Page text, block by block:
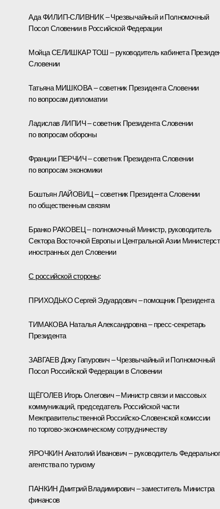
Ада ФИЛИП-СЛИВНИК – Чрезвычайный и Полномочный
Посол Словении в Российской Федерации
Мойца СЕЛИШКАР ТОШ – руководитель кабинета
Словении
Татьяна МИШКОВА – советник Президента Словении
по вопросам дипломатии
Ладислав ЛИПИЧ – советник Президента Словении
по вопросам обороны
Франции ПЕРЧИЧ – советник Президента Словении
по вопросам экономики
Боштьян ЛАЙОВИЦ – советник Президента Словении
по общественным связям
Бранко РАКОВЕЦ – полномочный Министр, руководитель
Сектора Восточной Европы и Центральной Азии
иностранных дел Словении
С российской стороны:
ПРИХОДЬКО Сергей Эдуардович – помощник Президента
ТИМАКОВА Наталья Александровна – пресс-секретарь
Президента
ЗАВГАЕВ Доку Гапурович – Чрезвычайный и Полномочный
Посол Российской Федерации в Словении
ЩЁГОЛЕВ Игорь Олегович – Министр связи и массовых
коммуникаций, председатель Российской части
Межправительственной Российско-Словенской комиссии
по торгово-экономическому сотрудничеству
ЯРОЧКИН Анатолий Иванович – руководитель
агентства по туризму
ПАНКИН Дмитрий Владимирович – заместитель Министра
финансов